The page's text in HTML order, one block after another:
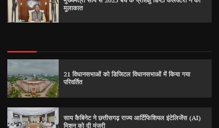
मुलाकात
21 विधानसभाओं को डिजिटल विधानसभाओं में किया गया
परिवर्तित
साय कैबिनेट ने छत्तीसगढ़ राज्य आर्टिफिशियल इंटेलिजेंस (AI)
मिशन को दी मंजूरी